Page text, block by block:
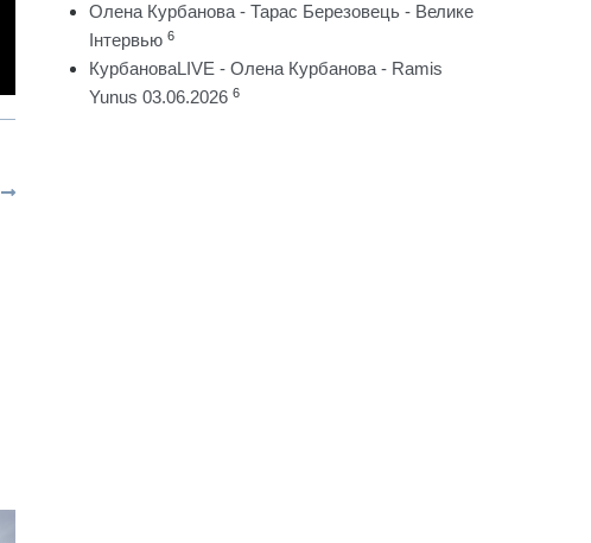
Олена Курбанова - Тарас Березовець - Велике
Інтервью 6
КурбановаLIVE - Олена Курбанова - Ramis
Yunus 03.06.2026 6